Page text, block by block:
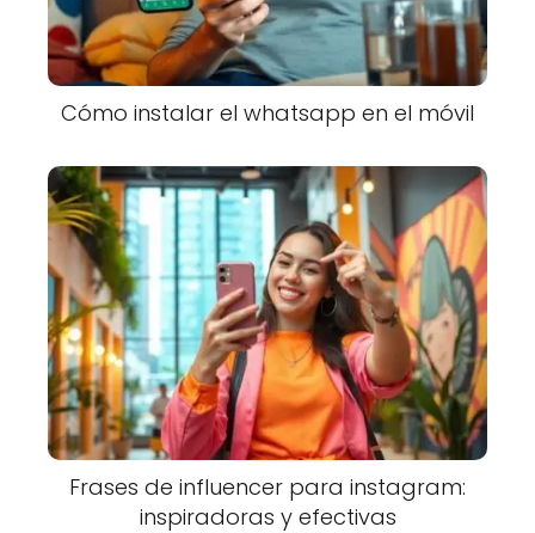
Cómo instalar el whatsapp en el móvil
Frases de influencer para instagram:
inspiradoras y efectivas